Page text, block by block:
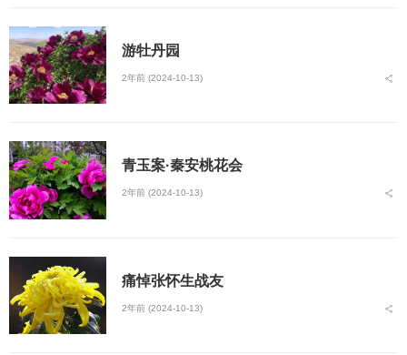
游牡丹园
2年前 (2024-10-13)
青玉案·秦安桃花会
2年前 (2024-10-13)
痛悼张怀生战友
2年前 (2024-10-13)